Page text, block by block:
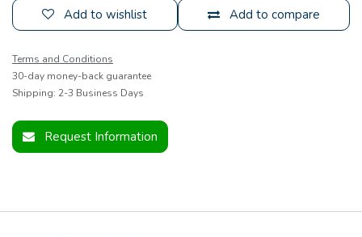
Add to compare
Add to wishlist
Terms and Conditions
30-day money-back guarantee
Shipping: 2-3 Business Days
Request Information